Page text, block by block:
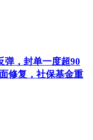
弹，封单一度超90
修复，社保基金重